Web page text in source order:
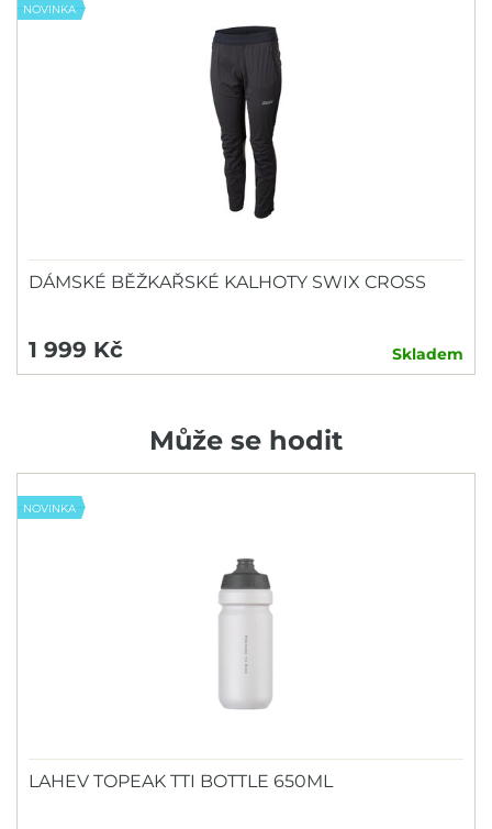
NOVINKA
DÁMSKÉ BĚŽKAŘSKÉ KALHOTY SWIX CROSS
1 999 Kč Skladem
Může se hodit
NOVINKA
LAHEV TOPEAK TTI BOTTLE 650ML